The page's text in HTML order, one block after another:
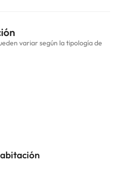
variar según la tipología de